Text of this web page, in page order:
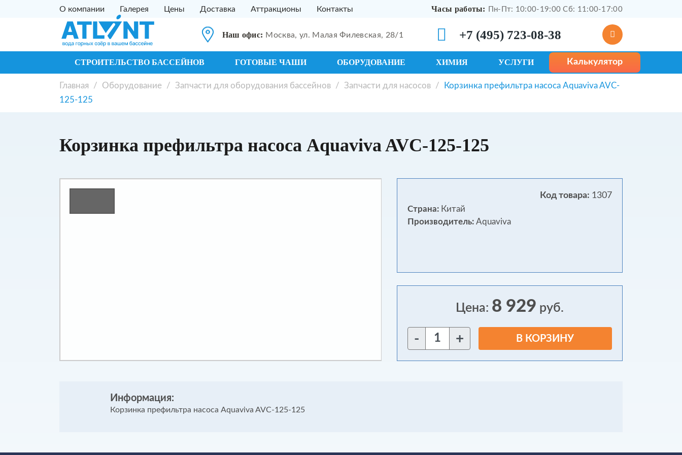
О компании Галерея Цены Доставка Аттракционы Контакты Часы работы: Пн-Пт: 10:00-19:00 Сб: 11:00-17:00
Наш офис: Москва, ул. Малая Филевская, 28/1 +7 (495) 723-08-38
СТРОИТЕЛЬСТВО БАССЕЙНОВ ГОТОВЫЕ ЧАШИ ОБОРУДОВАНИЕ ХИМИЯ УСЛУГИ Калькулятор
Главная / Оборудование / Запчасти для оборудования бассейнов / Запчасти для насосов /
Корзинка префильтра насоса Aquaviva AVC-
125-125
Корзинка префильтра насоса Aquaviva AVC-125-125
Код товара: 1307
Страна: Китай
Производитель:Aquaviva
Цена: 8 929 руб.
- + В КОРЗИНУ
Информация:
Корзинка префильтра насоса Aquaviva AVC-125-125